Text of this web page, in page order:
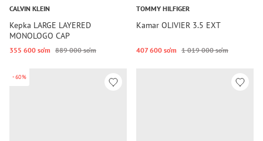
CALVIN KLEIN
Kepka LARGE LAYERED
MONOLOGO CAP
355 600 so‘m 889 000 so‘m
TOMMY HILFIGER
Kamar OLIVIER 3.5 EXT
407 600 so‘m 1 019 000 so‘m
-60%